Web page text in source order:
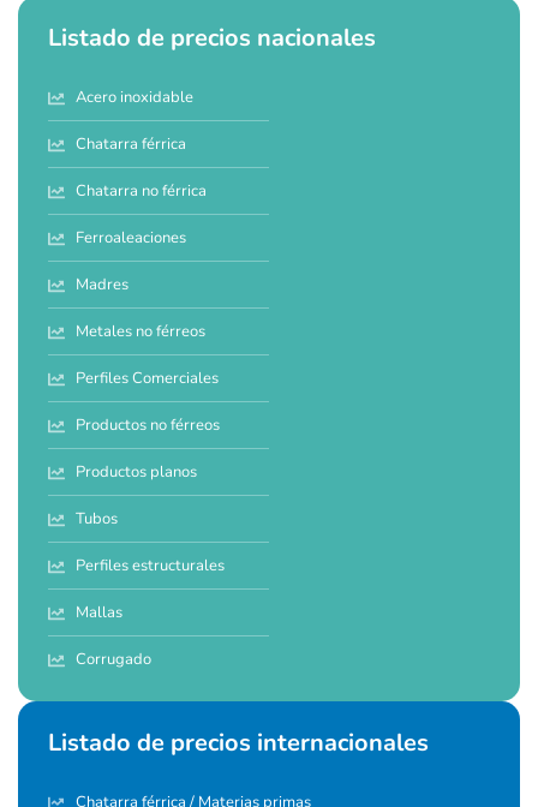
Listado de precios nacionales
Acero inoxidable
Chatarra férrica
Chatarra no férrica
Ferroaleaciones
Madres
Metales no férreos
Perfiles Comerciales
Productos no férreos
Productos planos
Tubos
Perfiles estructurales
Mallas
Corrugado
Listado de precios internacionales
Chatarra férrica / Materias primas